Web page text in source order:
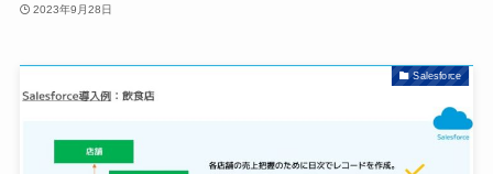
2023年9月28日
Salesforce